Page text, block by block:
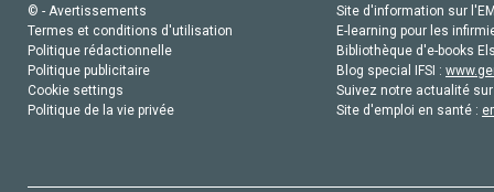
© - Avertissements
Termes et conditions d'utilisation
Politique rédactionnelle
Politique publicitaire
Cookie settings
Politique de la vie privée
Site d'information sur
E-learning pour les
Bibliothèque d'e-books
Blog special IFSI :
Suivez notre actualité
Site d'emploi en santé :